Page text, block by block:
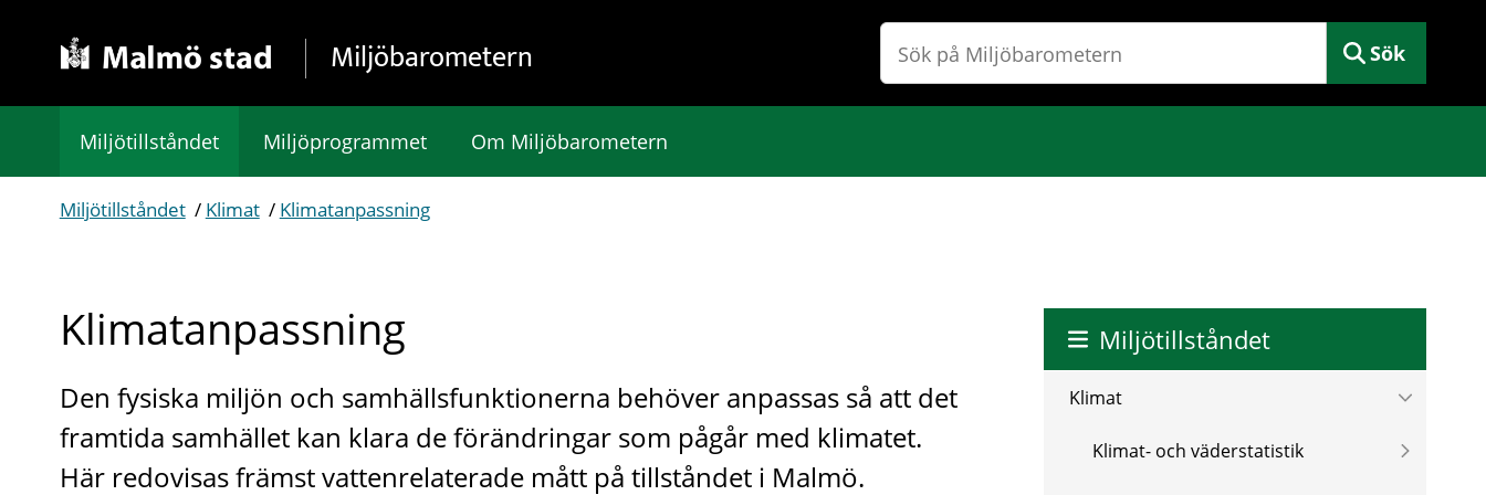
Miljöbarometern Sök
Miljötillståndet Miljöprogrammet Om Miljöbarometern
Miljötillståndet / Klimat / Klimatanpassning
Klimatanpassning
Den fysiska miljön och samhällsfunktionerna behöver anpassas så att det
framtida samhället kan klara de förändringar som pågår med klimatet.
Här redovisas främst vattenrelaterade mått på tillståndet i Malmö.
Miljötillståndet
Klimat
Klimat- och väderstatistik